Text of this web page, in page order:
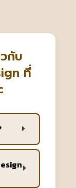
กับ
ที่